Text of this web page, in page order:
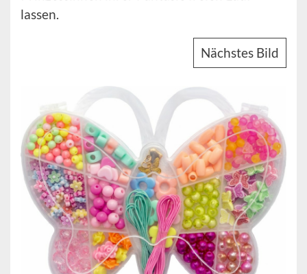
lassen.
Nächstes Bild